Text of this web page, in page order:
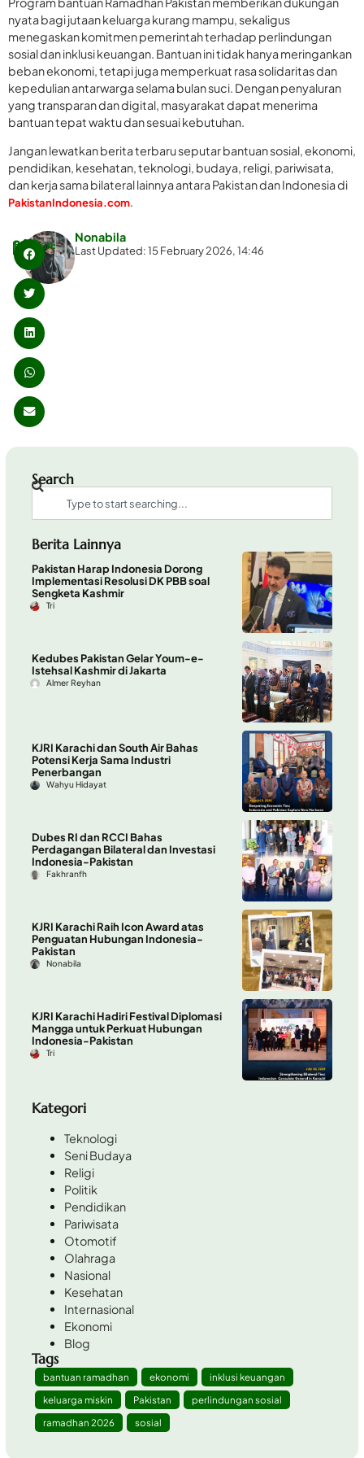
nyata bagi jutaan keluarga kurang mampu, sekaligus
menegaskan komitmen pemerintah terhadap perlindungan
sosial dan inklusi keuangan. Bantuan ini tidak hanya meringankan
beban ekonomi, tetapi juga memperkuat rasa solidaritas dan
kepedulian antarwarga selama bulan suci. Dengan penyaluran
yang transparan dan digital, masyarakat dapat menerima
bantuan tepat waktu dan sesuai kebutuhan.
Jangan lewatkan berita terbaru seputar bantuan sosial, ekonomi,
pendidikan, kesehatan, teknologi, budaya, religi, pariwisata,
dan kerja sama bilateral lainnya antara Pakistan dan Indonesia di
PakistanIndonesia.com.
Nonabila
Last Updated: 15 February 2026, 14:46
Bagikan:
Search
Berita Lainnya
Pakistan Harap Indonesia Dorong
Implementasi Resolusi DK PBB soal
Sengketa Kashmir
Tri
Kedubes Pakistan Gelar Youm-e-
Istehsal Kashmir di Jakarta
Almer Reyhan
KJRI Karachi dan South Air Bahas
Potensi Kerja Sama Industri
Penerbangan
Wahyu Hidayat
Dubes RI dan RCCI Bahas
Perdagangan Bilateral dan Investasi
Indonesia-Pakistan
Fakhranfh
KJRI Karachi Raih Icon Award atas
Penguatan Hubungan Indonesia-
Pakistan
Nonabila
KJRI Karachi Hadiri Festival Diplomasi
Mangga untuk Perkuat Hubungan
Indonesia-Pakistan
Tri
Kategori
Teknologi
Seni Budaya
Religi
Politik
Pendidikan
Pariwisata
Otomotif
Olahraga
Nasional
Kesehatan
Internasional
Ekonomi
Blog
Tags
bantuan ramadhan ekonomi
inklusi keuangan
keluarga miskin
Pakistan
perlindungan sosial
ramadhan 2026
sosial